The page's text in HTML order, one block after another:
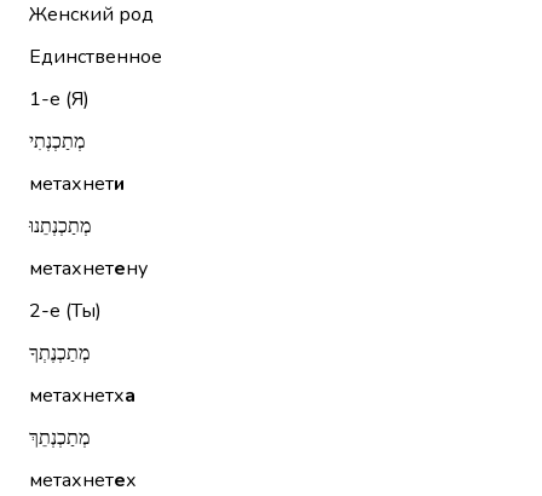
Женский род
Единственное
1-е (Я)
מְתַכְנְתִי
метахнети
מְתַכְנְתֵנוּ
метахнетену
2-е (Ты)
מְתַכְנֶתְךָ
метахнетха
מְתַכְנְתֵךְ
метахнетех